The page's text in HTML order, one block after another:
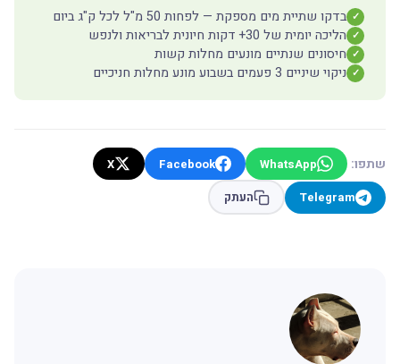
✓ בדקו שתיית מים מספקת — לפחות 50 מ"ל לכל ק"ג ביום
✓ הליכה יומית של 30+ דקות חיונית לבריאות ולנפש
✓ חיסונים שנתיים מונעים מחלות קשות
✓ ניקוי שיניים 3 פעמים בשבוע מונע מחלות חניכיים
שתפו: WhatsApp
Facebook
X
Telegram
העתק